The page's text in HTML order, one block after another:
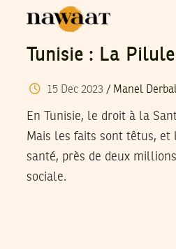
Tunisie : La
15 Dec 2023 / Manel
En Tunisie, le droit à la
Mais les faits sont têtus, et
santé, près de deux
sociale.